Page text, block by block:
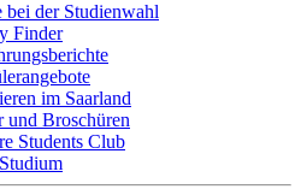
der Studienwahl
Finder
im Saarland
und Broschüren
Students Club